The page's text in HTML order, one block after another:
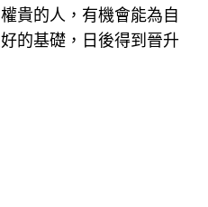
貴的人，有機會能為自
的基礎，日後得到晉升